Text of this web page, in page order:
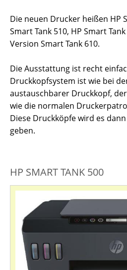
Die neuen Drucker heißen HP
Smart Tank 510, HP Smart
Version Smart Tank 610.
Die Ausstattung ist recht
Druckkopfsystem ist wie bei
austauschbarer Druckkopf,
wie die normalen
Diese Druckköpfe wird es
geben.
HP SMART TANK 500